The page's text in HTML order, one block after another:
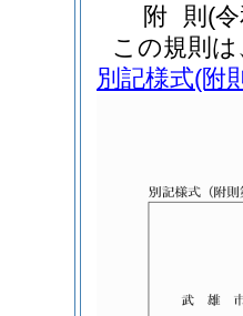
附 則 (
この規則
別記様式(附